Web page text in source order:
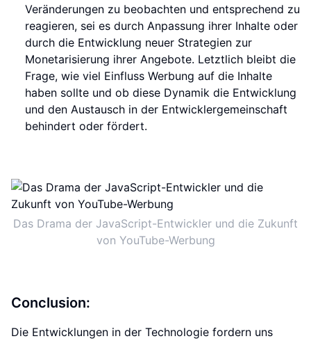
Veränderungen zu beobachten und entsprechend zu
reagieren, sei es durch Anpassung ihrer Inhalte oder
durch die Entwicklung neuer Strategien zur
Monetarisierung ihrer Angebote. Letztlich bleibt die
Frage, wie viel Einfluss Werbung auf die Inhalte
haben sollte und ob diese Dynamik die Entwicklung
und den Austausch in der Entwicklergemeinschaft
behindert oder fördert.
Das Drama der JavaScript-Entwickler und die Zukunft
von YouTube-Werbung
Conclusion:
Die Entwicklungen in der Technologie fordern uns